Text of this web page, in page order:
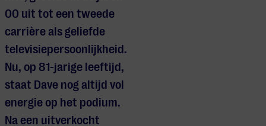
00 uit tot een tweede
carrière als geliefde
televisiepersoonlijkheid.
Nu, op 81-jarige leeftijd,
staat Dave nog altijd vol
energie op het podium.
Na een uitverkocht